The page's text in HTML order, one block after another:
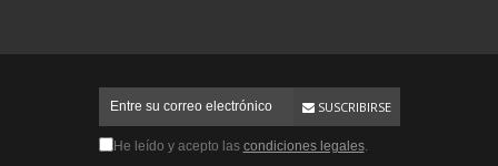
SUSCRIBIRSE
He leído y acepto las condiciones legales.